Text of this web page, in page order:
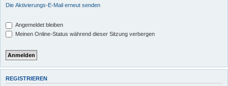
Die Aktivierungs-E-Mail erneut senden
Angemeldet bleiben
Meinen Online-Status während dieser Sitzung verbergen
REGISTRIEREN